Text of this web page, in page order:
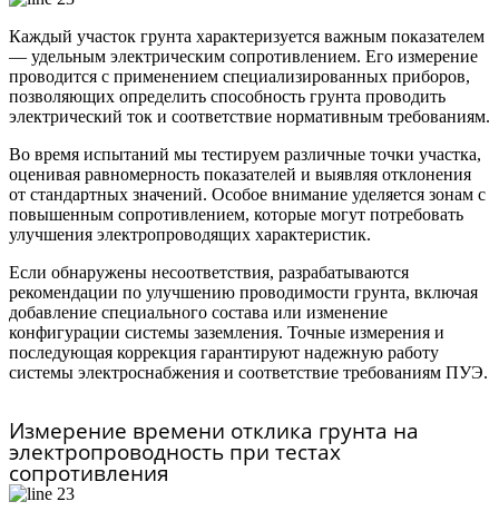
Каждый участок грунта характеризуется важным показателем
— удельным электрическим сопротивлением. Его измерение
проводится с применением специализированных приборов,
позволяющих определить способность грунта проводить
электрический ток и соответствие нормативным требованиям.
Во время испытаний мы тестируем различные точки участка,
оценивая равномерность показателей и выявляя отклонения
от стандартных значений. Особое внимание уделяется зонам с
повышенным сопротивлением, которые могут потребовать
улучшения электропроводящих характеристик.
Если обнаружены несоответствия, разрабатываются
рекомендации по улучшению проводимости грунта, включая
добавление специального состава или изменение
конфигурации системы заземления. Точные измерения и
последующая коррекция гарантируют надежную работу
системы электроснабжения и соответствие требованиям ПУЭ.
Измерение времени отклика грунта на
электропроводность при тестах
сопротивления